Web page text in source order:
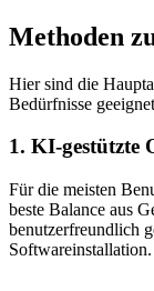
Methoden
Hier sind die
Bedürfnisse
1. KI-gestützte
Für die meisten
beste Balance aus
benutzerfreundlich
Softwareinstallation.